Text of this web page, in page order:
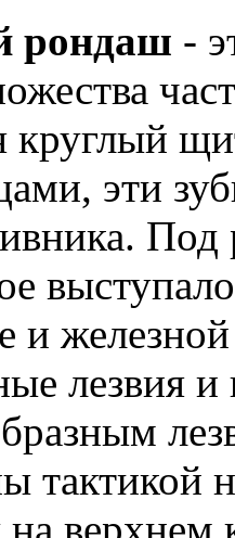
рондаш -
круглый
эти
и
лезвия
тактикой